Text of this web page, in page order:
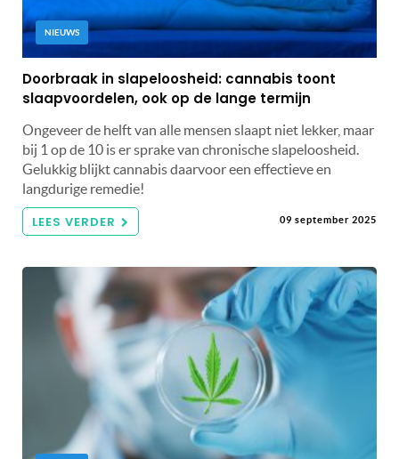
NIEUWS
Doorbraak in slapeloosheid: cannabis toont
slaapvoordelen, ook op de lange termijn
Ongeveer de helft van alle mensen slaapt niet lekker, maar
bij 1 op de 10 is er sprake van chronische slapeloosheid.
Gelukkig blijkt cannabis daarvoor een effectieve en
langdurige remedie!
LEES VERDER 09 september 2025